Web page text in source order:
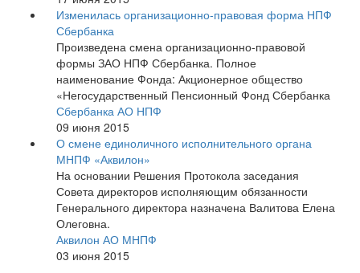
Изменилась организационно-правовая форма НПФ
Сбербанка
Произведена смена организационно-правовой
формы ЗАО НПФ Сбербанка. Полное
наименование Фонда: Акционерное общество
«Негосударственный Пенсионный Фонд Сбербанка
Сбербанка АО НПФ
09 июня 2015
О смене единоличного исполнительного органа
МНПФ «Аквилон»
На основании Решения Протокола заседания
Совета директоров исполняющим обязанности
Генерального директора назначена Валитова Елена
Олеговна.
Аквилон АО МНПФ
03 июня 2015